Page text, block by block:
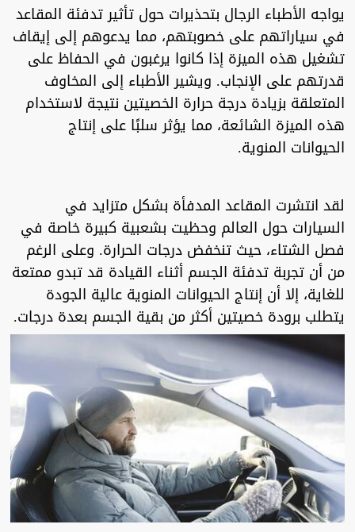
يواجه الأطباء الرجال بتحذيرات حول تأثير تدفئة المقاعد
في سياراتهم على خصوبتهم، مما يدعوهم إلى إيقاف
تشغيل هذه الميزة إذا كانوا يرغبون في الحفاظ على
قدرتهم على الإنجاب. ويشير الأطباء إلى المخاوف
المتعلقة بزيادة درجة حرارة الخصيتين نتيجة لاستخدام
هذه الميزة الشائعة، مما يؤثر سلبًا على إنتاج
الحيوانات المنوية.
لقد انتشرت المقاعد المدفأة بشكل متزايد في
السيارات حول العالم وحظيت بشعبية كبيرة خاصة في
فصل الشتاء، حيث تنخفض درجات الحرارة. وعلى الرغم
من أن تجربة تدفئة الجسم أثناء القيادة قد تبدو ممتعة
للغاية، إلا أن إنتاج الحيوانات المنوية عالية الجودة
يتطلب برودة خصيتين أكثر من بقية الجسم بعدة درجات.